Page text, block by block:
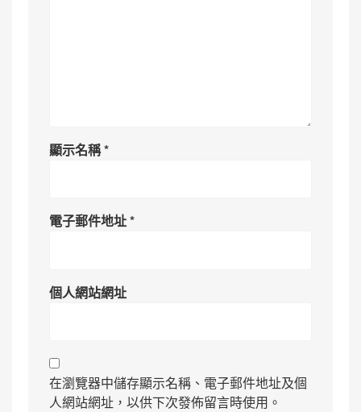
顯示名稱*
電子郵件地址*
個人網站網址
在瀏覽器中儲存顯示名稱、電子郵件地址及個
人網站網址，以供下次發佈留言時使用。